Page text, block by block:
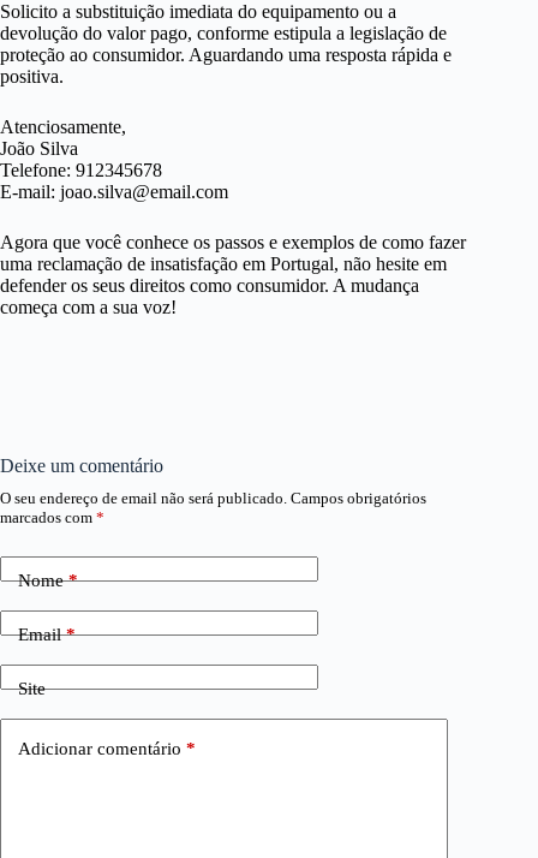
Solicito a substituição imediata do equipamento ou a
devolução do valor pago, conforme estipula a legislação de
proteção ao consumidor. Aguardando uma resposta rápida e
positiva.
Atenciosamente,
João Silva
Telefone: 912345678
E-mail: joao.silva@email.com
Agora que você conhece os passos e exemplos de como fazer
uma reclamação de insatisfação em Portugal, não hesite em
defender os seus direitos como consumidor. A mudança
começa com a sua voz!
Deixe um comentário
O seu endereço de email não será publicado. Campos obrigatórios
marcados com *
Nome*
Email*
Site
Adicionar comentário *